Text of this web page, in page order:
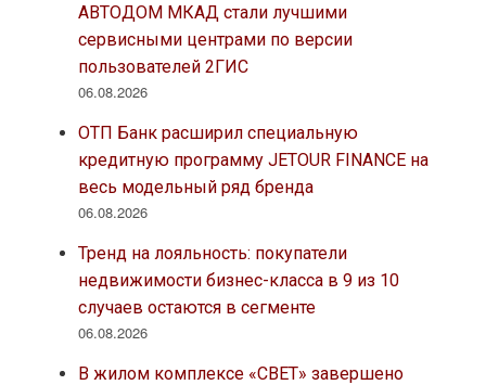
АВТОДОМ МКАД стали лучшими
сервисными центрами по версии
пользователей 2ГИС
06.08.2026
ОТП Банк расширил специальную
кредитную программу JETOUR FINANCE на
весь модельный ряд бренда
06.08.2026
Тренд на лояльность: покупатели
недвижимости бизнес-класса в 9 из 10
случаев остаются в сегменте
06.08.2026
В жилом комплексе «СВЕТ» завершено